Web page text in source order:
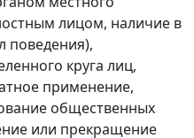
лицом, наличие в
поведения),
круга лиц,
применение,
общественных
или прекращение